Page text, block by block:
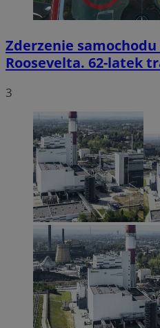
Zderzenie
Roosevelta. 62-latek
3